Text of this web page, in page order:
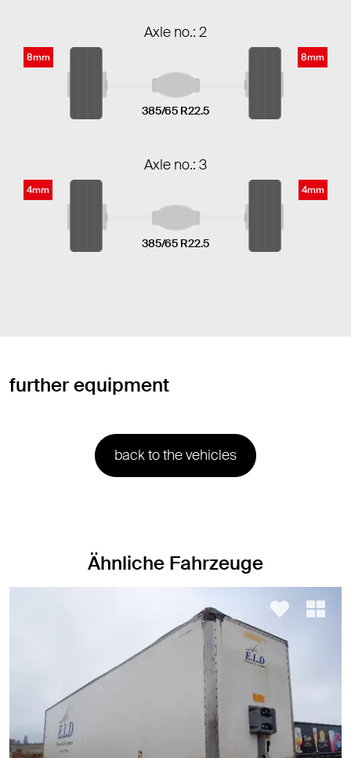
Axle no.: 2
8mm
385/65 R22.5
8mm
Axle no.: 3
4mm
385/65 R22.5
4mm
further equipment
back to the vehicles
Ähnliche Fahrzeuge